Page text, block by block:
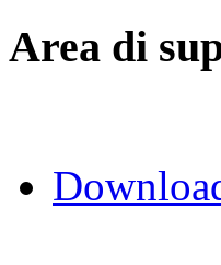
Area di